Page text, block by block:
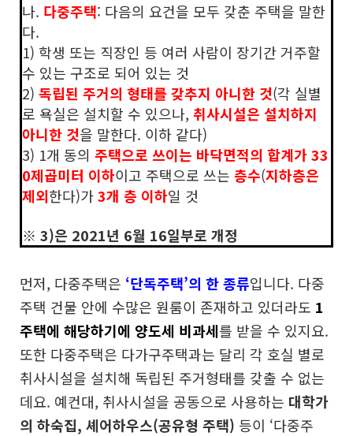
나. 다중주택: 다음의 요건을 모두 갖춘 주택을 말한
다.
1) 학생 또는 직장인 등 여러 사람이 장기간 거주할
수 있는 구조로 되어 있는 것
2) 독립된 주거의 형태를 갖추지 아니한 것(각 실별
로 욕실은 설치할 수 있으나, 취사시설은 설치하지
아니한 것을 말한다. 이하 같다)
3) 1개 동의 주택으로 쓰이는 바닥면적의 합계가 33
0제곱미터 이하이고 주택으로 쓰는 층수(지하층은
제외한다)가3개 층 이하일 것
※ 3)은 2021년 6월 16일부로 개정
먼저, 다중주택은 ‘단독주택’의 한 종류입니다. 다중
주택 건물 안에 수많은 원룸이 존재하고 있더라도 1
주택에 해당하기에 양도세 비과세를 받을 수 있지요.
또한 다중주택은 다가구주택과는 달리 각 호실 별로
취사시설을 설치해 독립된 주거형태를 갖출 수 없는
데요. 예컨대, 취사시설을 공동으로 사용하는 대학가
의 하숙집, 셰어하우스(공유형 주택) 등이 ‘다중주